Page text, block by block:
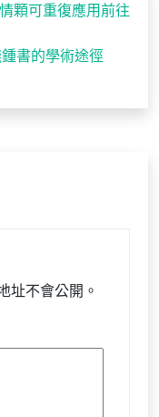
顆可重復應用前往
書的學術途徑
址不會公開。